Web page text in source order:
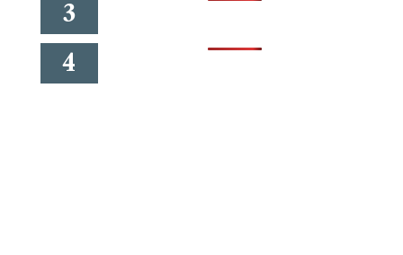
3
4